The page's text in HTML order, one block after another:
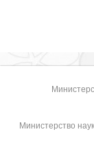
Министерство